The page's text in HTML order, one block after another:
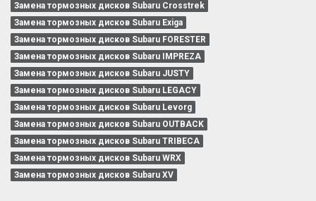
Замена тормозных дисков Subaru Crosstrek
Замена тормозных дисков Subaru Exiga
Замена тормозных дисков Subaru FORESTER
Замена тормозных дисков Subaru IMPREZA
Замена тормозных дисков Subaru JUSTY
Замена тормозных дисков Subaru LEGACY
Замена тормозных дисков Subaru Levorg
Замена тормозных дисков Subaru OUTBACK
Замена тормозных дисков Subaru TRIBECA
Замена тормозных дисков Subaru WRX
Замена тормозных дисков Subaru XV